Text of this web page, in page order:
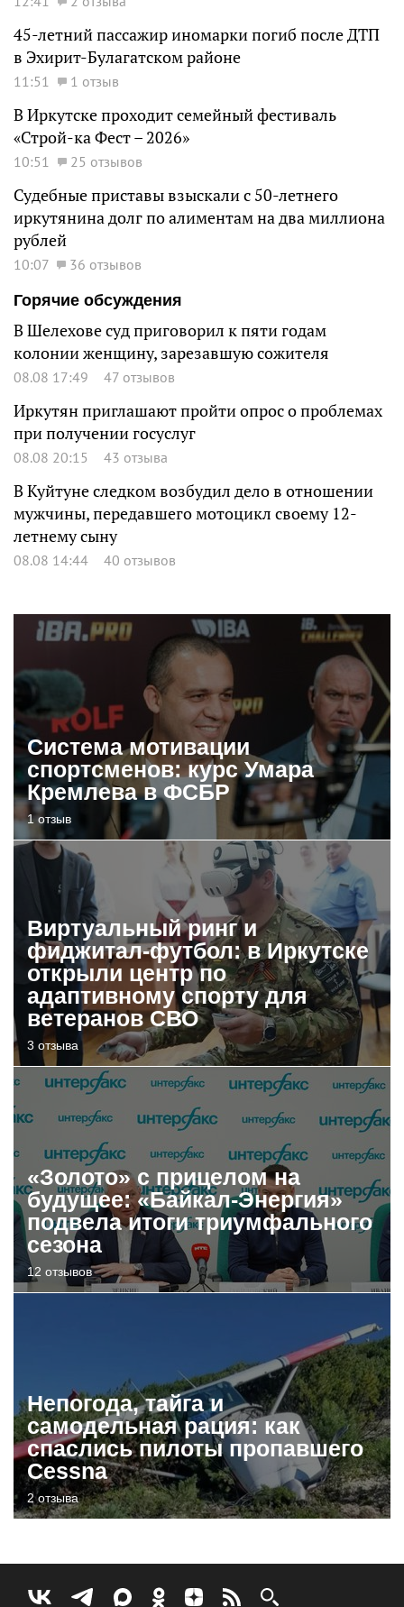
45-летний пассажир иномарки погиб после ДТП
в Эхирит-Булагатском районе
11:51 1 отзыв
В Иркутске проходит семейный фестиваль
«Строй-ка Фест – 2026»
10:51 25 отзывов
Судебные приставы взыскали с 50-летнего
иркутянина долг по алиментам на два миллиона
рублей
10:07
36 отзывов
Горячие обсуждения
В Шелехове суд приговорил к пяти годам
колонии женщину, зарезавшую сожителя
08.08 17:49 47 отзывов
Иркутян приглашают пройти опрос о проблемах
при получении госуслуг
08.08 20:15 43 отзыва
В Куйтуне следком возбудил дело в отношении
мужчины, передавшего мотоцикл своему 12-
летнему сыну
08.08 14:44 40 отзывов
Система мотивации
спортсменов: курс Умара
Кремлева в ФСБР
1 отзыв
Виртуальный ринг и
фиджитал-футбол: в Иркутске
открыли центр по
адаптивному спорту для
ветеранов СВО
3 отзыва
«Золото» с прицелом на
будущее: «Байкал-Энергия»
подвела итоги триумфального
сезона
12 отзывов
Непогода, тайга и
самодельная рация: как
спаслись пилоты пропавшего
Cessna
2 отзыва